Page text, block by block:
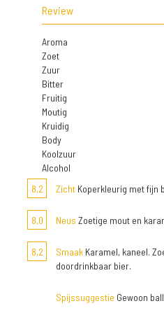
Review
Aroma
Zoet
Zuur
Bitter
Fruitig
Moutig
Kruidig
Body
Koolzuur
Alcohol
8,2
Zicht Koperkleurig met fijn
8,0 Neus Zoetige mout en
8,2 Smaak Karamel, kaneel.
doordrinkbaar bier.
Spijssuggestie Gewoon